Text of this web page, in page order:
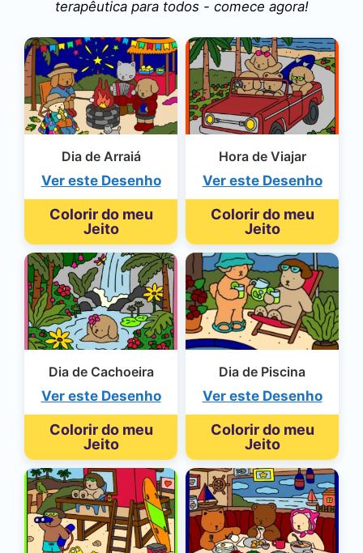
terapêutica para todos - comece agora!
Dia de Arraiá
Ver este Desenho
Colorir do meu
Jeito
Hora de Viajar
Ver este Desenho
Colorir do meu
Jeito
Dia de Cachoeira
Ver este Desenho
Colorir do meu
Jeito
Dia de Piscina
Ver este Desenho
Colorir do meu
Jeito